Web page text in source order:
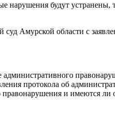
нарушения будут устранены,
Амурской области с
протокола об
правонарушения и имеются